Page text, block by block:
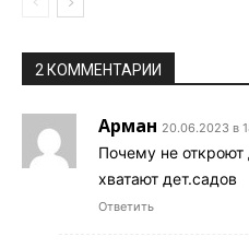
2 КОММЕНТАРИИ
Арман 20.06.2023 в
Почему не откроют
хватают дет.садов
Ответить